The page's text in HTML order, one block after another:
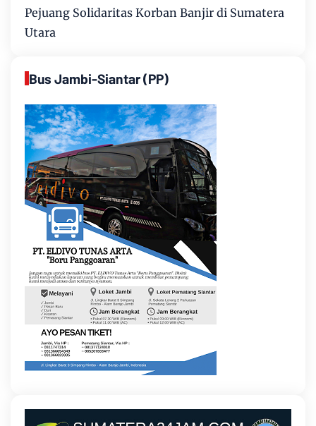
Pejuang Solidaritas Korban Banjir di Sumatera
Utara
Bus Jambi-Siantar (PP)